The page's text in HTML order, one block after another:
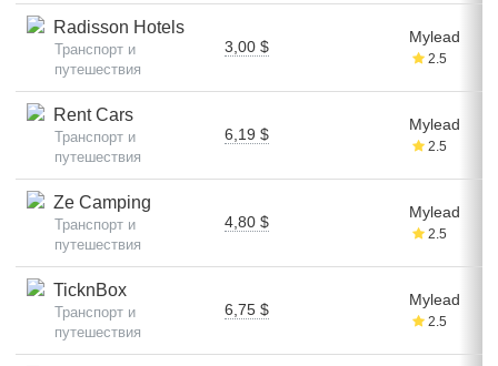
Radisson Hotels
Транспорт и
путешествия
3,00 $
Mylead
2.5
Rent Cars
Транспорт и
путешествия
6,19 $
Mylead
2.5
Ze Camping
Транспорт и
путешествия
4,80 $
Mylead
2.5
TicknBox
Транспорт и
путешествия
6,75 $
Mylead
2.5